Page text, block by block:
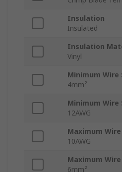
Insulation
Insulated
Insulation
Vinyl
Minimum Wire
4mm²
Minimum Wire
12AWG
Maximum Wire
10AWG
Maximum Wire
6mm²